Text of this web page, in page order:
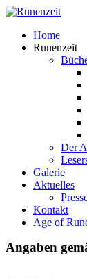
Home
Runenzeit
Der
Galerie
Aktuelles
Kontakt
Age of
Angaben